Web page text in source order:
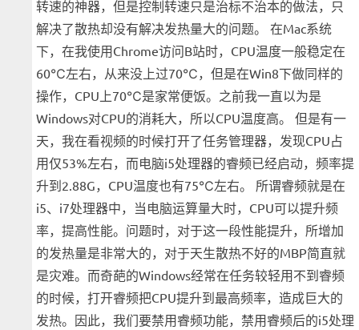
转速的神器，但是控制转速只是治标不治本的做法，只
解决了散热却没有解决发热量大的问题。 在Mac系统
下，在我使用Chrome访问B站时，CPU温度一般稳定在
60℃左右，从来没上过70℃，但是在Win8下做同样的
操作，CPU上70℃是家常便饭。之前我一直以为是
Windows对CPU的消耗大，所以CPU温度高。 但是有一
天，我在看视频的时候打开了任务管理器，发现CPU占
用仅53%左右，而电脑i5处理器的睿频已经启动，频率提
升到2.88G，CPU温度也有75℃左右。 所谓睿频就是在
i5、i7处理器中，当电脑运算量大时，CPU可以提升频
率，提高性能。问题时，对于这一段性能提升，所增加
的发热量是非常大的，对于天生散热不好的MBP简直就
是灾难。而奇葩的Windows经常在任务较轻用不到睿频
的时候，打开睿频把CPU提升到最高频率，造成巨大的
发热。因此，我们要禁用睿频功能，禁用睿频后的i5处理